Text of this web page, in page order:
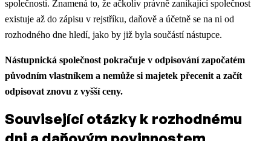
společnosti. Znamená to, že ačkoliv právně zanikající společnost
existuje až do zápisu v rejstříku, daňově a účetně se na ni od
rozhodného dne hledí, jako by již byla součástí nástupce.
Nástupnická společnost pokračuje v odpisování započatém
původním vlastníkem a nemůže si majetek přecenit a začít
odpisovat znovu z vyšší ceny.
Související otázky k rozhodnému